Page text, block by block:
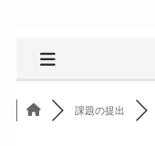
課題の提出